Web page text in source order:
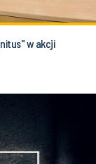
w akcji